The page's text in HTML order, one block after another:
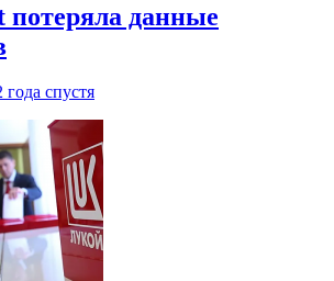
потеряла данные
года спустя